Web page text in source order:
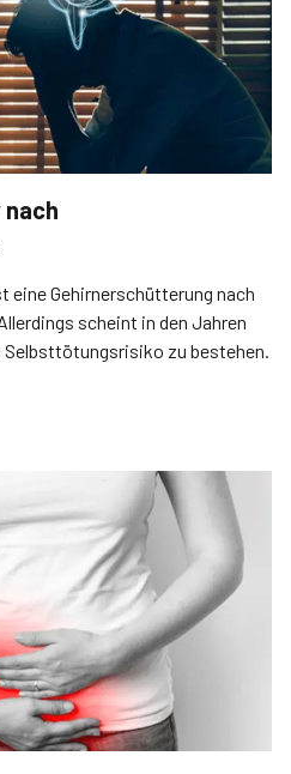
eine Gehirnerschütterung nach
scheint in den Jahren
zu bestehen.